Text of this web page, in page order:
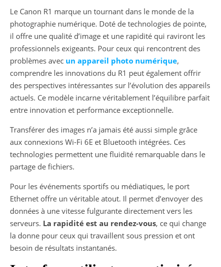
Le Canon R1 marque un tournant dans le monde de la
photographie numérique. Doté de technologies de pointe,
il offre une qualité d’image et une rapidité qui raviront les
professionnels exigeants. Pour ceux qui rencontrent des
problèmes avec un appareil photo numérique,
comprendre les innovations du R1 peut également offrir
des perspectives intéressantes sur l’évolution des appareils
actuels. Ce modèle incarne véritablement l’équilibre parfait
entre innovation et performance exceptionnelle.
Transférer des images n’a jamais été aussi simple grâce
aux connexions Wi-Fi 6E et Bluetooth intégrées. Ces
technologies permettent une fluidité remarquable dans le
partage de fichiers.
Pour les événements sportifs ou médiatiques, le port
Ethernet offre un véritable atout. Il permet d’envoyer des
données à une vitesse fulgurante directement vers les
serveurs. La rapidité est au rendez-vous, ce qui change
la donne pour ceux qui travaillent sous pression et ont
besoin de résultats instantanés.